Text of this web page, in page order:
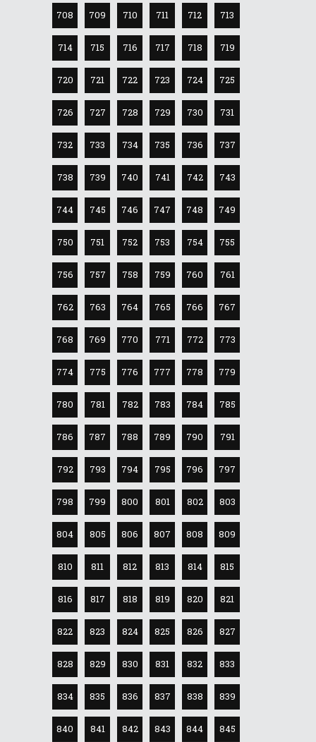
708 709 710 711 712 713
714 715 716 717 718 719
720 721 722 723 724 725
726 727 728 729 730 731
732 733 734 735 736 737
738 739 740 741 742 743
744 745 746 747 748 749
750 751 752 753 754 755
756 757 758 759 760 761
762 763 764 765 766 767
768 769 770 771 772 773
774 775 776 777 778 779
780 781 782 783 784 785
786 787 788 789 790 791
792 793 794 795 796 797
798 799 800 801 802 803
804 805 806 807 808 809
810 811 812 813 814 815
816 817 818 819 820 821
822 823 824 825 826 827
828 829 830 831 832 833
834 835 836 837 838 839
840 841 842 843 844 845